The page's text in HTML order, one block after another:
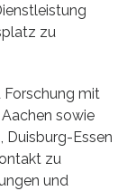
zu
mit
sowie
Duisburg-Essen
zu
und